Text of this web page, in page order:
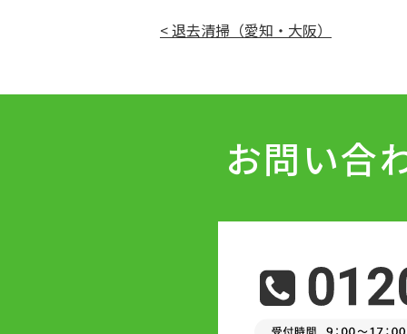
< 退去清掃（愛知・大阪）
お問い合